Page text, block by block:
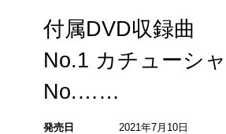
付属DVD収録曲
No.1 カチューシ
No.……
発売日 2021年7月10日